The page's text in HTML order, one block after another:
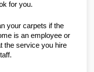
for you.
your carpets if the
is an employee or
the service you hire